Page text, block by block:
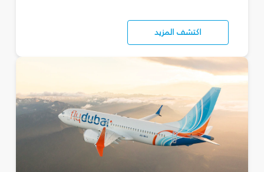
اكتشف المزيد